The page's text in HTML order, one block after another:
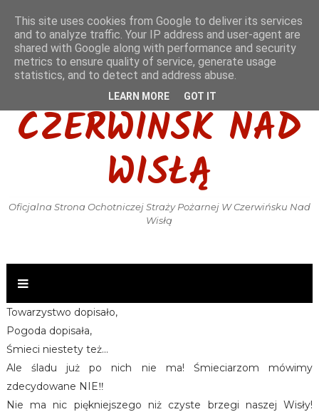
OSP KSRG
CZERWIŃSK NAD
WISŁĄ
Oficjalna Strona Ochotniczej Straży Pożarnej W Czerwińsku Nad
Wisłą
Towarzystwo dopisało,
Pogoda dopisała,
Śmieci niestety też...
Ale śladu już po nich nie ma! Śmieciarzom mówimy
zdecydowane NIE‼️
Nie ma nic piękniejszego niż czyste brzegi naszej Wisły!
This site uses cookies from Google to deliver its services
and to analyze traffic. Your IP address and user-agent are
shared with Google along with performance and security
metrics to ensure quality of service, generate usage
statistics, and to detect and address abuse.
LEARN MORE GOT IT